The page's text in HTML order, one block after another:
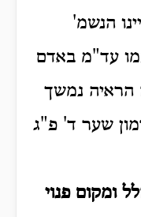
הנשמ'
עד"מ באדם
הראיה נמשך
שער ד' פ"ג
ומקום פנוי